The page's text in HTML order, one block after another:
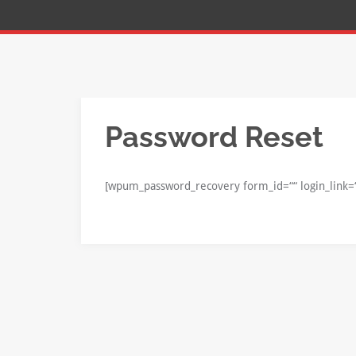
Password Reset
[wpum_password_recovery form_id=““